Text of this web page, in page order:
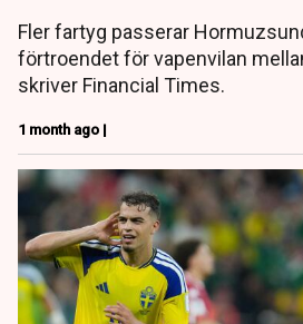
Fler fartyg passerar
förtroendet för vapenvilan
skriver Financial Times.
1 month ago |